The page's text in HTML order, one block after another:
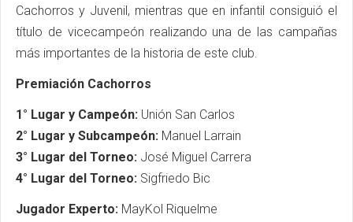
Cachorros y Juvenil, mientras que en infantil consiguió el
título de vicecampeón realizando una de las campañas
más importantes de la historia de este club.
Premiación Cachorros
1° Lugar y Campeón: Unión San Carlos
2° Lugar y Subcampeón: Manuel Larrain
3° Lugar del Torneo: José Miguel Carrera
4° Lugar del Torneo: Sigfriedo Bic
Jugador Experto: MayKol Riquelme